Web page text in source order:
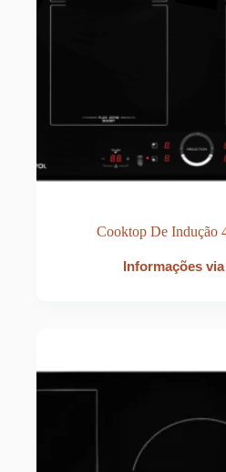
Cooktop De Indução
Informações